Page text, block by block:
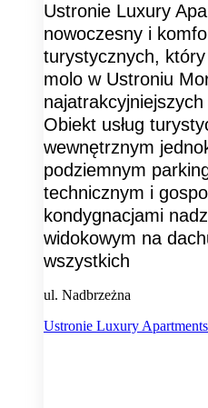
Ustronie Luxury
nowoczesny i
turystycznych,
molo w Ustroniu
Obiekt usług
wewnętrznym
podziemnym
technicznym i
kondygnacjami
widokowym na
wszystkich
ul. Nadbrzeżna
Ustronie Luxury